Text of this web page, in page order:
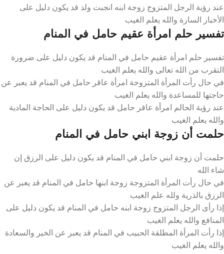
عند رؤية الرجل المتزوج زوجة ابنه انجبت ولد قد يكون دليل على
الأخبار السارة والله يعلم الغيب
تفسير حلم امرأة عقيم حامل في المنام
تفسير حلم امرأة عقيم حامل في المنام قد يكون دليل على ضرورة
التقرب من الله تعالى والله يعلم الغيب
في حال رأت المرأة المتزوجة امرأة عاقر حامل في المنام قد يعبر عن
حاجتها للمساعدة والله يعلم الغيب
عند رؤية الحالم امرأة عاقر حامل قد يكون دليل على الحاجة المادية
والله يعلم الغيب
حلمت أن زوجة ابني حامل في المنام
حلمت أن زوجة ابني حامل في المنام قد يكون دليل على الرزق إن
شاء الله
في حال رأت المرأة المتزوجة زوجة ابنها حامل في المنام قد يعبر عن
الرزق بالذرية ولله علم الغيب
إذا رأى الرجل المتزوج زوجة ابنه حامل في المنام قد يكون دليل على
المنافع والله يعلم الغيب
إذا رأت المرأة المطلقة الحبيب في المنام قد يعبر عن الخير والسعادة
والله يعلم الغيب